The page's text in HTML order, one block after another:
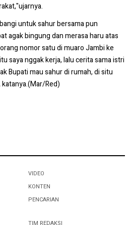
untuk sahur bersama pun
agak bingung dan merasa haru atas
nomor satu di muaro Jambi ke
saya nggak kerja, lalu cerita sama istri
Bupati mau sahur di rumah, di situ
Red)
VIDEO
KONTEN
PENCARIAN